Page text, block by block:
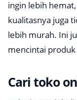
ingin lebih
kualitasnya juga
lebih murah. Ini
mencintai produk
Cari toko